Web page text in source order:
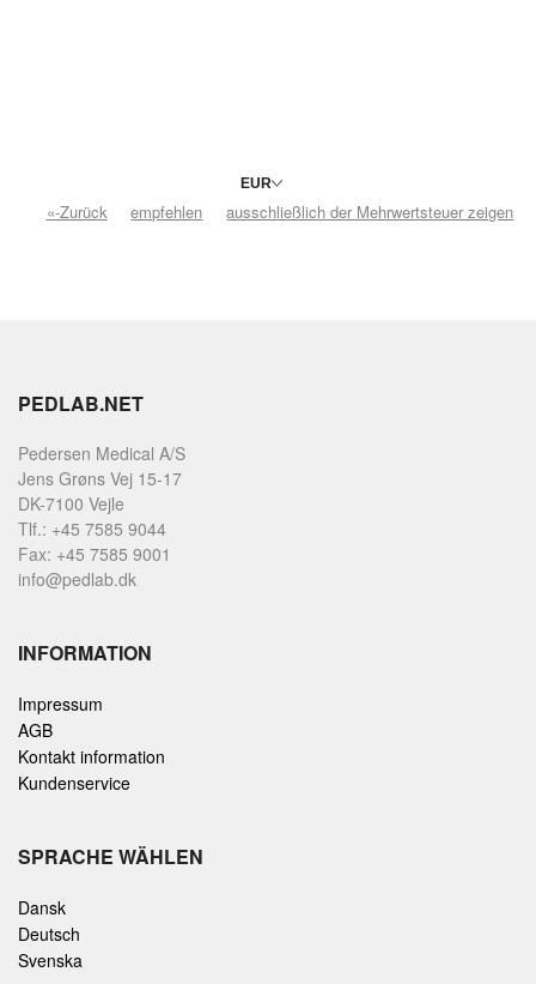
«-Zurück empfehlen ausschließlich der Mehrwertsteuer zeigen
PEDLAB.NET
Pedersen Medical A/S
Jens Grøns Vej 15-17
DK-7100 Vejle
Tlf.: +45 7585 9044
Fax: +45 7585 9001
info@pedlab.dk
INFORMATION
Impressum
AGB
Kontakt information
Kundenservice
SPRACHE WÄHLEN
Dansk
Deutsch
Svenska